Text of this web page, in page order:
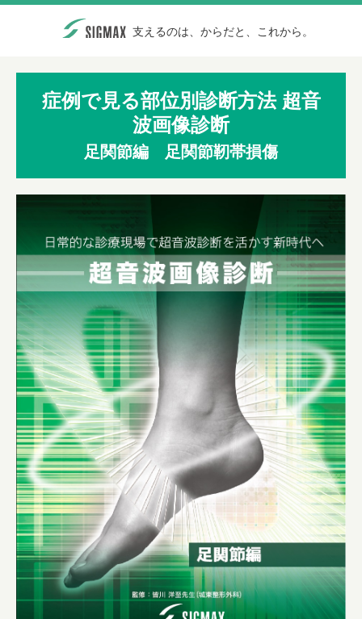
支えるのは、からだと、これから。
症例で見る部位別診断方法 超音
波画像診断
足関節編 足関節靭帯損傷